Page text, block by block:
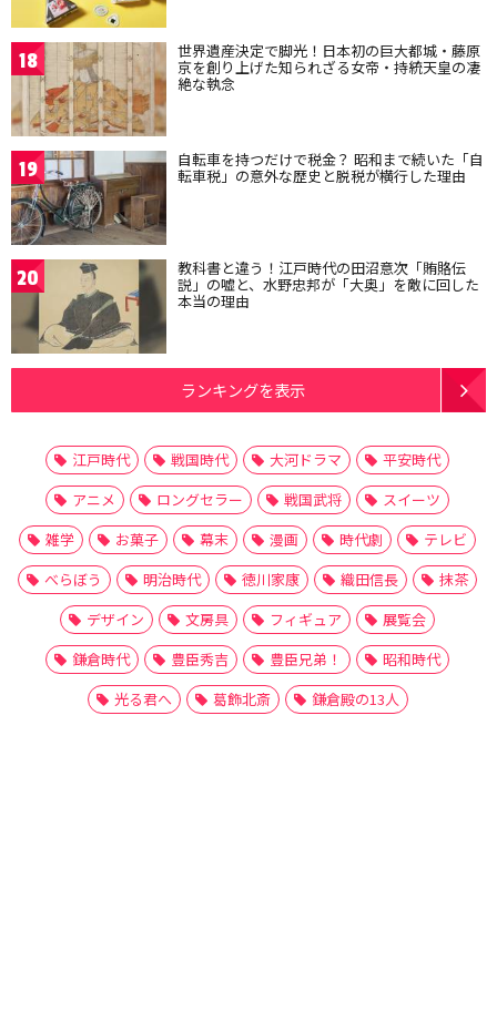
18 世界遺産決定で脚光！日本初の巨大都城・藤原
京を創り上げた知られざる女帝・持統天皇の凄
絶な執念
19 自転車を持つだけで税金？ 昭和まで続いた「自
転車税」の意外な歴史と脱税が横行した理由
20 教科書と違う！江戸時代の田沼意次「賄賂伝
説」の嘘と、水野忠邦が「大奥」を敵に回した
本当の理由
ランキングを表示
江戸時代 戦国時代 大河ドラマ
平安時代
アニメ
ロングセラー 戦国武将
スイーツ
雑学
お菓子 幕末 漫画 時代劇
テレビ
べらぼう
明治時代 徳川家康 織田信長
抹茶
デザイン
文房具 フィギュア
展覧会
鎌倉時代
豊臣秀吉 豊臣兄弟！
昭和時代
光る君へ
葛飾北斎 鎌倉殿の13人